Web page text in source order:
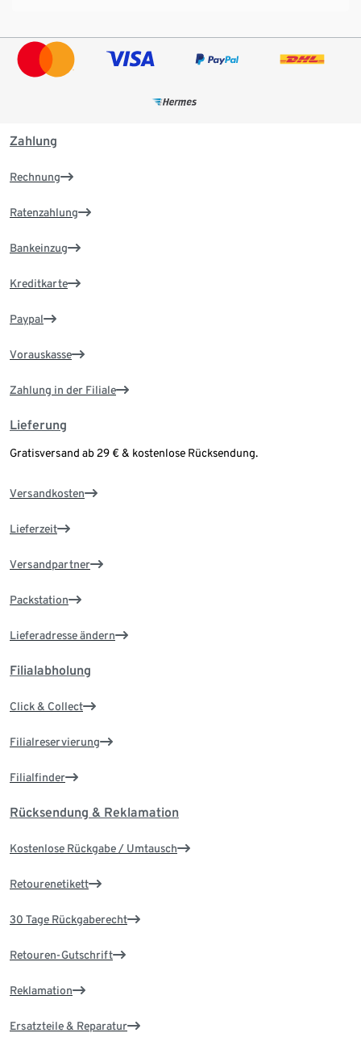
Zahlung
Rechnung
Ratenzahlung
Bankeinzug
Kreditkarte
Paypal
Vorauskasse
Zahlung in der Filiale
Lieferung
Gratisversand ab 29 € & kostenlose Rücksendung.
Versandkosten
Lieferzeit
Versandpartner
Packstation
Lieferadresse ändern
Filialabholung
Click & Collect
Filialreservierung
Filialfinder
Rücksendung & Reklamation
Kostenlose Rückgabe / Umtausch
Retourenetikett
30 Tage Rückgaberecht
Retouren-Gutschrift
Reklamation
Ersatzteile & Reparatur